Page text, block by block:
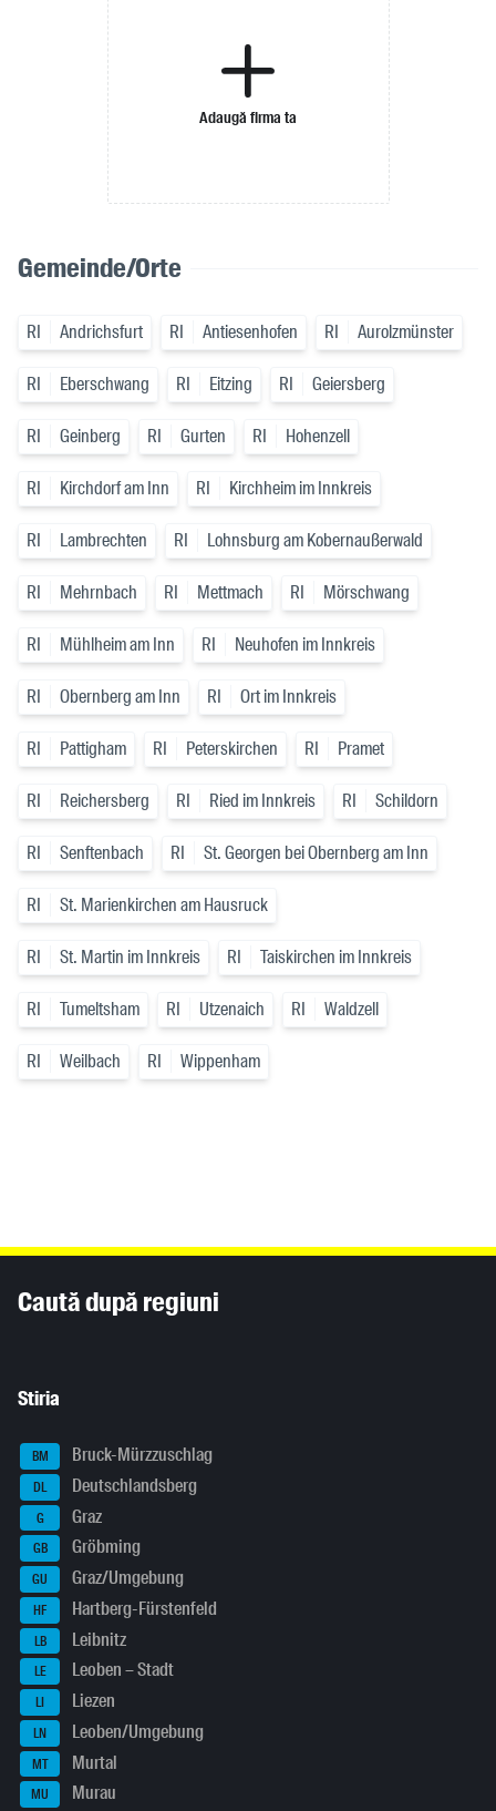
Adaugă firma ta
Gemeinde/Orte
RI Andrichsfurt RI Antiesenhofen RI Aurolzmünster
RI Eberschwang RI Eitzing RI Geiersberg
RI Geinberg RI Gurten RI Hohenzell
RI Kirchdorf am Inn RI Kirchheim im Innkreis
RI Lambrechten RI Lohnsburg am Kobernaußerwald
RI Mehrnbach RI Mettmach RI Mörschwang
RI Mühlheim am Inn RI Neuhofen im Innkreis
RI Obernberg am Inn RI Ort im Innkreis
RI Pattigham RI Peterskirchen RI Pramet
RI Reichersberg RI Ried im Innkreis RI Schildorn
RI Senftenbach RI St. Georgen bei Obernberg am Inn
RI St. Marienkirchen am Hausruck
RI St. Martin im Innkreis RI Taiskirchen im Innkreis
RI Tumeltsham RI Utzenaich RI Waldzell
RI Weilbach RI Wippenham
Caută după regiuni
Stiria
BM Bruck-Mürzzuschlag
DL Deutschlandsberg
G Graz
GB Gröbming
GU Graz/Umgebung
HF Hartberg-Fürstenfeld
LB Leibnitz
LE Leoben – Stadt
LI Liezen
LN Leoben/Umgebung
MT Murtal
MU Murau